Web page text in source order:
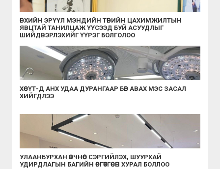
ӨРХИЙН ЭРҮҮЛ МЭНДИЙН ТӨВИЙН ЦАХИМЖИЛТЫН
ЯВЦТАЙ ТАНИЛЦАЖ ҮҮСЭЭД БУЙ АСУУДЛЫГ
ШИЙДВЭРЛЭХИЙГ ҮҮРЭГ БОЛГОЛОО
ХӨСҮТ-Д АНХ УДАА ДУРАНГААР БӨӨР АВАХ МЭС ЗАСАЛ
ХИЙГДЛЭЭ
УЛААНБУРХАН ӨВЧНӨӨС СЭРГИЙЛЭХ, ШУУРХАЙ
УДИРДЛАГЫН БАГИЙН ӨРГӨТГӨСӨН ХУРАЛ БОЛЛОО